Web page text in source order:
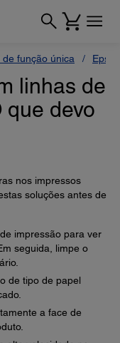
função única
linhas de
que devo
nos impressos
soluções antes de
impressão para ver
seguida, limpe o
de tipo de papel
a face de